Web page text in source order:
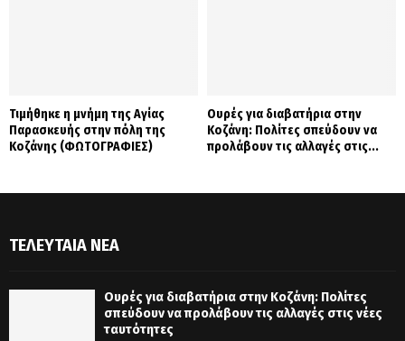
Τιμήθηκε η μνήμη της Αγίας
Παρασκευής στην πόλη της
Κοζάνης (ΦΩΤΟΓΡΑΦΙΕΣ)
Ουρές για διαβατήρια στην
Κοζάνη: Πολίτες σπεύδουν να
προλάβουν τις αλλαγές στις...
ΤΕΛΕΥΤΑΊΑ ΝΈΑ
Ουρές για διαβατήρια στην Κοζάνη: Πολίτες
σπεύδουν να προλάβουν τις αλλαγές στις νέες
ταυτότητες